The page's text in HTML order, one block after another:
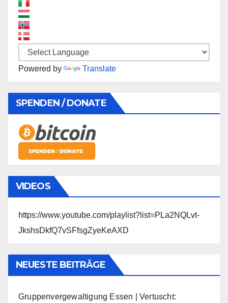
Powered by Translate
SPENDEN / DONATE
VIDEOS
https://www.youtube.com/playlist?list=PLa2NQLvt-
JkshsDkfQ7vSFfsgZyeKeAXD
NEUESTE BEITRÄGE
Gruppenvergewaltigung Essen | Vertuscht: